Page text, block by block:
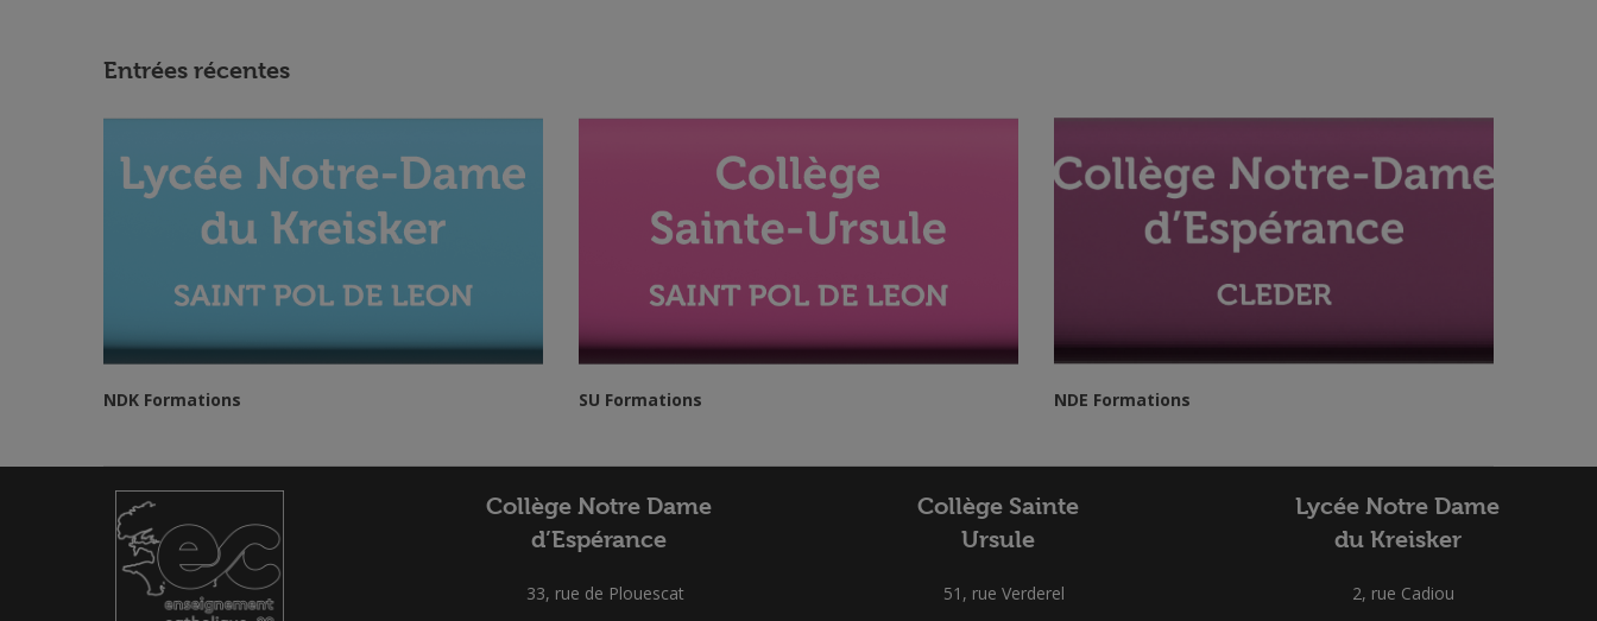
Entrées récentes
NDK Formations SU Formations NDE Formations
Collège Notre Dame
d’Espérance
33, rue de Plouescat
Collège Sainte
Ursule
51, rue Verderel
Lycée Notre Dame
du Kreisker
2, rue Cadiou